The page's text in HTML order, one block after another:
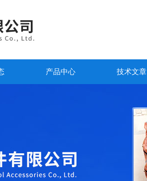
产品中心 技术文章